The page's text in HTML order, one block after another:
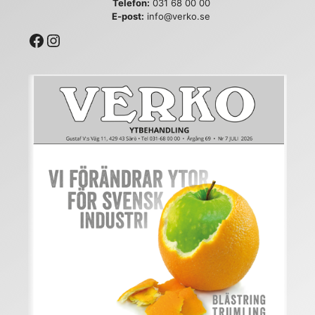
Telefon: 031 68 00 00
E-post: info@verko.se
Facebook
Instagram